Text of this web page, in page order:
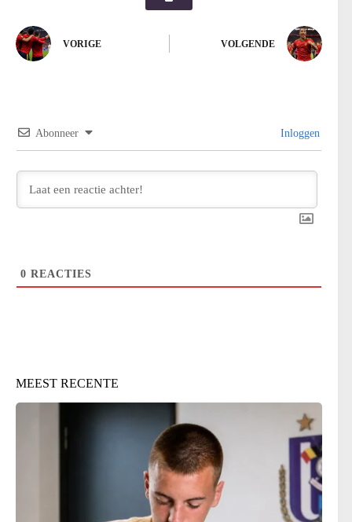
VORIGE VOLGENDE
Abonneer Inloggen
0 REACTIES
MEEST RECENTE